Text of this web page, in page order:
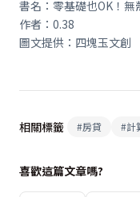
書名：零基礎也OK！
作者：0.38
圖文提供：四塊玉文創
相關標籤 #房貸 #計
喜歡這篇文章嗎?